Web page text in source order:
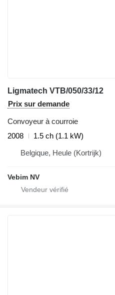
Ligmatech VTB/050/33/12
Prix sur demande
Convoyeur à courroie
2008
1.5 ch (1.1 kW)
Belgique, Heule (Kortrijk)
Vebim NV